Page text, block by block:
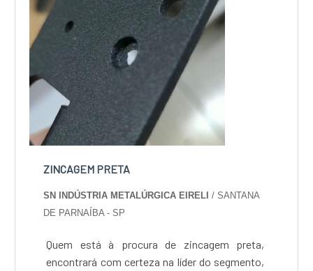
ZINCAGEM PRETA
SN INDÚSTRIA METALÚRGICA EIRELI/ SANTANA
DE PARNAÍBA - SP
Quem está à procura de zincagem preta,
encontrará com certeza na líder do segmento,